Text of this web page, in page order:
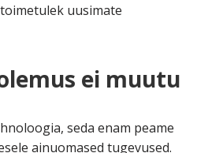
uusimate
ei muutu
seda enam peame
ainuomased tugevused.